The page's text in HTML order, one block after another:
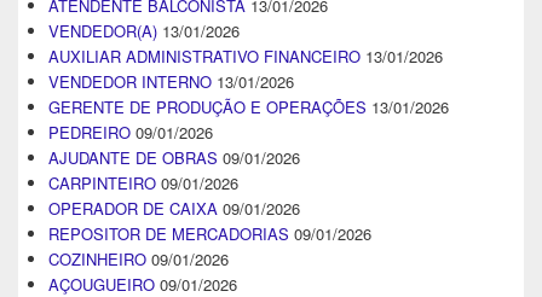
ATENDENTE BALCONISTA 13/01/2026
VENDEDOR(A) 13/01/2026
AUXILIAR ADMINISTRATIVO FINANCEIRO 13/01/2026
VENDEDOR INTERNO 13/01/2026
GERENTE DE PRODUÇÃO E OPERAÇÕES 13/01/2026
PEDREIRO 09/01/2026
AJUDANTE DE OBRAS 09/01/2026
CARPINTEIRO 09/01/2026
OPERADOR DE CAIXA 09/01/2026
REPOSITOR DE MERCADORIAS 09/01/2026
COZINHEIRO 09/01/2026
AÇOUGUEIRO 09/01/2026